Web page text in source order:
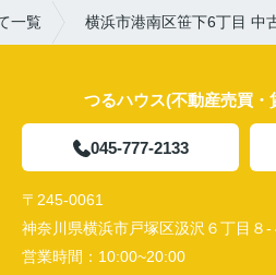
一覧 横浜市港南区笹下6丁目 中
つるハウス(不動産売買・
045-777-2133
〒245-0061
神奈川県横浜市戸塚区汲沢６丁目８-
営業時間： 10:00~20:00